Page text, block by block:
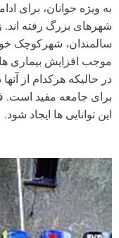
به ویژه جوانان، برای
شهرهای بزرگ رفته اند.
سالمندان، شهرکوچک
موجب افزایش بیماری
در حالیکه هرکدام از
برای جامعه مفید
این توانایی ها ایجاد شود.